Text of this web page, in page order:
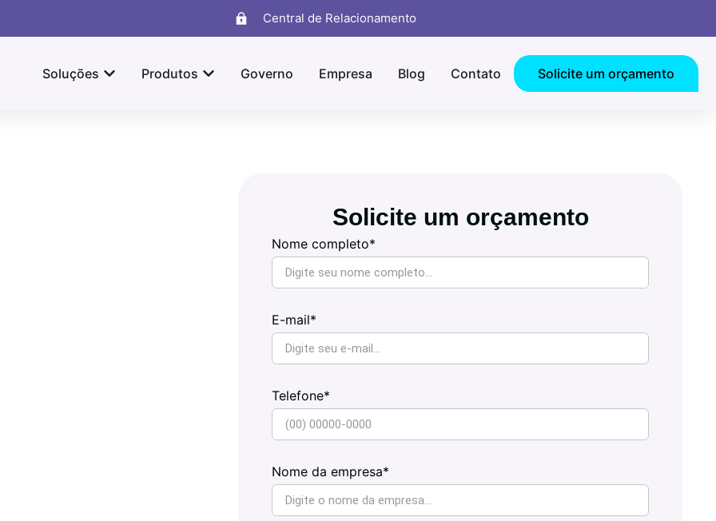
Central de Relacionamento
Soluções Produtos Governo Empresa Blog Contato Solicite um orçamento
Solicite um orçamento
Nome completo*
E-mail*
Telefone*
Nome da empresa*